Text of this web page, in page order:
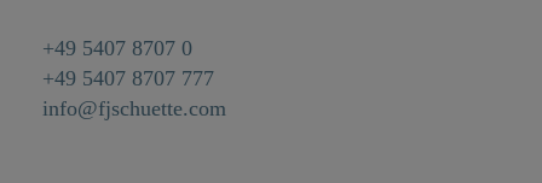
+49 5407 8707 0
+49 5407 8707 777
info@fjschuette.com